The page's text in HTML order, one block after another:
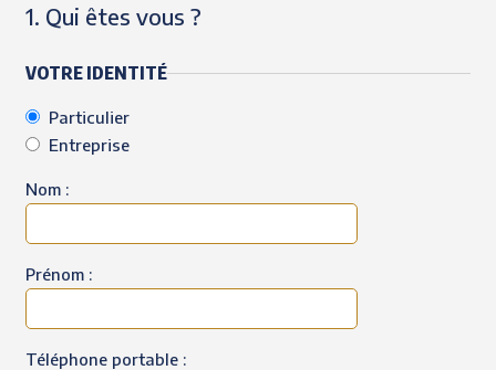
1. Qui êtes vous ?
VOTRE IDENTITÉ
Particulier
Entreprise
Nom :
Prénom :
Téléphone portable :